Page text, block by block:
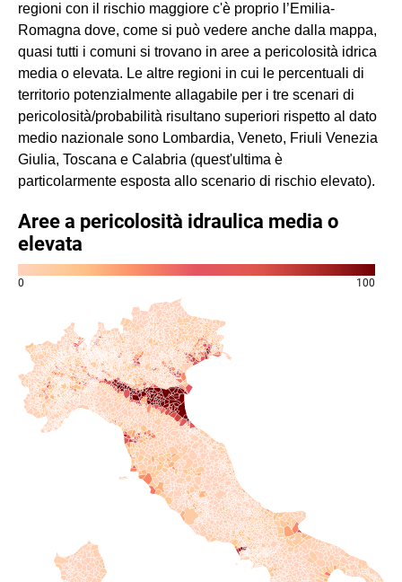
regioni con il rischio maggiore c'è proprio l’Emilia-
Romagna dove, come si può vedere anche dalla mappa,
quasi tutti i comuni si trovano in aree a pericolosità idrica
media o elevata. Le altre regioni in cui le percentuali di
territorio potenzialmente allagabile per i tre scenari di
pericolosità/probabilità risultano superiori rispetto al dato
medio nazionale sono Lombardia, Veneto, Friuli Venezia
Giulia, Toscana e Calabria (quest'ultima è
particolarmente esposta allo scenario di rischio elevato).